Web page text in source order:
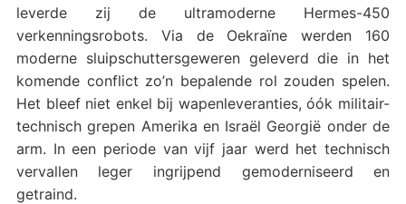
leverde zij de ultramoderne Hermes-450
verkenningsrobots. Via de Oekraïne werden 160
moderne sluipschuttersgeweren geleverd die in het
komende conflict zo’n bepalende rol zouden spelen.
Het bleef niet enkel bij wapenleveranties, óók militair-
technisch grepen Amerika en Israël Georgië onder de
arm. In een periode van vijf jaar werd het technisch
vervallen leger ingrijpend gemoderniseerd en
getraind.